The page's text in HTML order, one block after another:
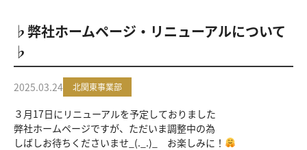
♭弊社ホームページ・リニューアルについて
♭
2025.03.24 北関東事業部
３月17日にリニューアルを予定しておりました
弊社ホームページですが、ただいま調整中の為
しばしお待ちくださいませ_(._.)_ お楽しみに！